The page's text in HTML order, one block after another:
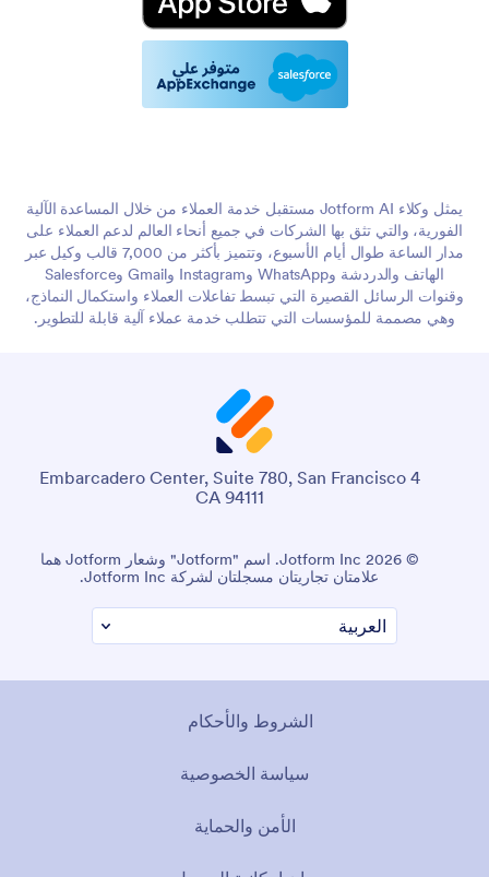
يمثل وكلاء Jotform AI مستقبل خدمة العملاء من خلال المساعدة الآلية
الفورية، والتي تثق بها الشركات في جميع أنحاء العالم لدعم العملاء على
مدار الساعة طوال أيام الأسبوع، وتتميز بأكثر من 7,000 قالب وكيل عبر
الهاتف والدردشة وWhatsApp وInstagram وGmail وSalesforce
وقنوات الرسائل القصيرة التي تبسط تفاعلات العملاء واستكمال النماذج،
وهي مصممة للمؤسسات التي تتطلب خدمة عملاء آلية قابلة للتطوير.
4 Embarcadero Center, Suite 780, San Francisco
CA 94111
© 2026 Jotform Inc. اسم "Jotform" وشعار Jotform هما
علامتان تجاريتان مسجلتان لشركة Jotform Inc.
الشروط والأحكام
سياسة الخصوصية
الأمن والحماية